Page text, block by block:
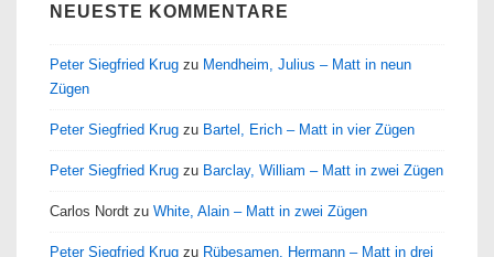
NEUESTE KOMMENTARE
Peter Siegfried Krug zu Mendheim, Julius – Matt in neun
Zügen
Peter Siegfried Krug zu Bartel, Erich – Matt in vier Zügen
Peter Siegfried Krug zu Barclay, William – Matt in zwei Zügen
Carlos Nordt zu White, Alain – Matt in zwei Zügen
Peter Siegfried Krug zu Rübesamen, Hermann – Matt in drei